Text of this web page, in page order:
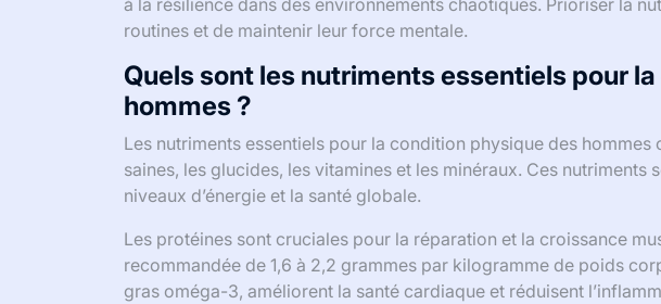
à la résilience dans des environnements chaotiques. Prioriser la
routines et de maintenir leur force mentale.
Quels sont les nutriments essentiels pour
hommes ?
Les nutriments essentiels pour la condition physique des
saines, les glucides, les vitamines et les minéraux. Ces nutriments
niveaux d’énergie et la santé globale.
Les protéines sont cruciales pour la réparation et la croissance
recommandée de 1,6 à 2,2 grammes par kilogramme de poids
gras oméga-3, améliorent la santé cardiaque et réduisent